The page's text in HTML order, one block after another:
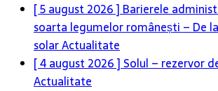
[ 5 august 2026 ] Barierele
soarta legumelor românești – De
solarActualitate
[ 4 august 2026 ] Solul – rezervor
Actualitate